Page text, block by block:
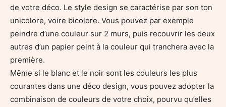
de votre déco. Le style design se caractérise par son ton
unicolore, voire bicolore. Vous pouvez par exemple
peindre d’une couleur sur 2 murs, puis recouvrir les deux
autres d’un papier peint à la couleur qui tranchera avec la
première.
Même si le blanc et le noir sont les couleurs les plus
courantes dans une déco design, vous pouvez adopter la
combinaison de couleurs de votre choix, pourvu qu’elles